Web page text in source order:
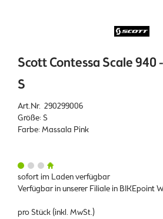
Scott Contessa Scale 940
S
Art.Nr. 290299006
Größe: S
Farbe: Massala Pink
sofort im Laden verfügbar
Verfügbar in unserer Filiale in BIKEpoint
pro Stück (inkl. MwSt.)